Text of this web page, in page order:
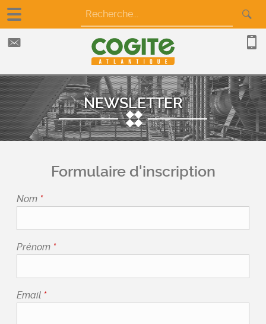
NEWSLETTER
Formulaire d'inscription
Nom *
Prénom *
Email *